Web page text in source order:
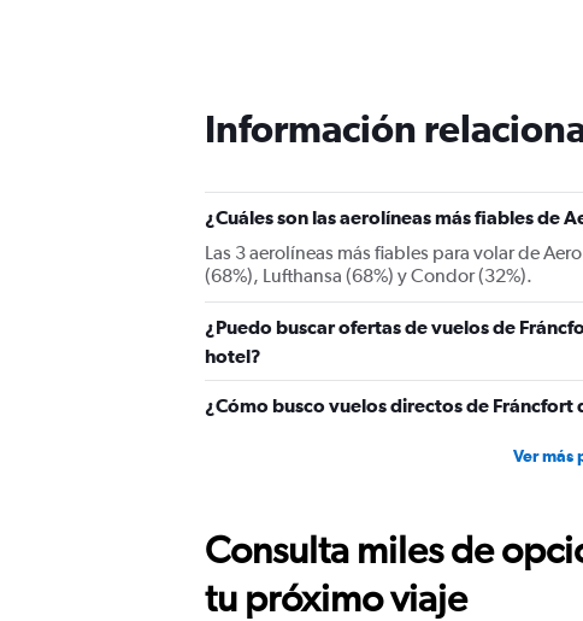
chart
has
Y
axis
displaying
values.
Range:
0
to
750.
Información
¿Cuáles son las aerolíneas más fiables de
Las 3 aerolíneas más fiables para volar de
(68%), Lufthansa (68%) y Condor (32%).
¿Puedo buscar ofertas de vuelos de
hotel?
¿Cómo busco vuelos directos de Fráncfort
Ver más
Consulta miles de
tu próximo viaje